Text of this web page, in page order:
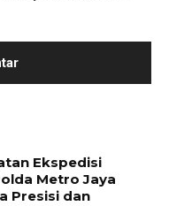
Ekspedisi
Metro Jaya
Presisi dan